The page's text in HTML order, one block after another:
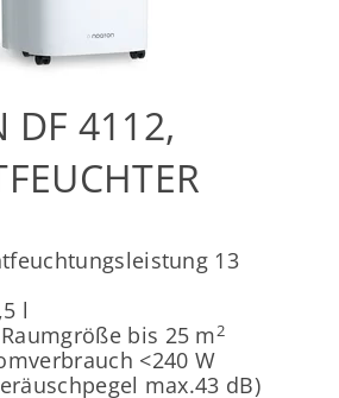
DF 4112,
13
l
bis 25 m2
<240 W
max.43 dB)